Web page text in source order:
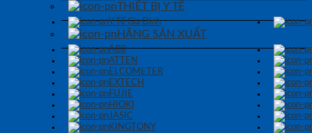
THIẾT BỊ Y TẾ
Y Tế Gia Đình
HÃNG SẢN XUẤT
ABB
ATTEN
ELCOMETER
EXTECH
FUJIE
HIOKI
JASIC
KINGTONY